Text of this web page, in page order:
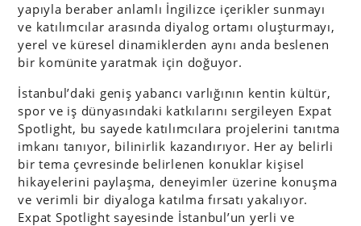
yapıyla beraber anlamlı İngilizce içerikler sunmayı
ve katılımcılar arasında diyalog ortamı oluşturmayı,
yerel ve küresel dinamiklerden aynı anda beslenen
bir komünite yaratmak için doğuyor.
İstanbul’daki geniş yabancı varlığının kentin kültür,
spor ve iş dünyasındaki katkılarını sergileyen Expat
Spotlight, bu sayede katılımcılara projelerini tanıtma
imkanı tanıyor, bilinirlik kazandırıyor. Her ay belirli
bir tema çevresinde belirlenen konuklar kişisel
hikayelerini paylaşma, deneyimler üzerine konuşma
ve verimli bir diyaloga katılma fırsatı yakalıyor.
Expat Spotlight sayesinde İstanbul’un yerli ve